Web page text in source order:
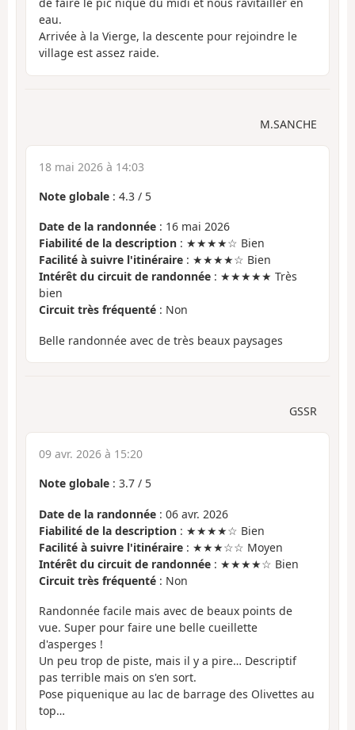
eau.
Arrivée à la Vierge, la descente pour rejoindre le
village est assez raide.
M.SANCHE
18 mai 2026 à 14:03
Note globale : 4.3 / 5
Date de la randonnée : 16 mai 2026
Fiabilité de la description : ★★★★☆ Bien
Facilité à suivre l'itinéraire : ★★★★☆ Bien
Intérêt du circuit de randonnée : ★★★★★ Très
bien
Circuit très fréquenté : Non
Belle randonnée avec de très beaux paysages
GSSR
09 avr. 2026 à 15:20
Note globale : 3.7 / 5
Date de la randonnée : 06 avr. 2026
Fiabilité de la description : ★★★★☆ Bien
Facilité à suivre l'itinéraire : ★★★☆☆ Moyen
Intérêt du circuit de randonnée : ★★★★☆ Bien
Circuit très fréquenté : Non
Randonnée facile mais avec de beaux points de
vue. Super pour faire une belle cueillette
d'asperges !
Un peu trop de piste, mais il y a pire… Descriptif
pas terrible mais on s'en sort.
Pose piquenique au lac de barrage des Olivettes au
top…